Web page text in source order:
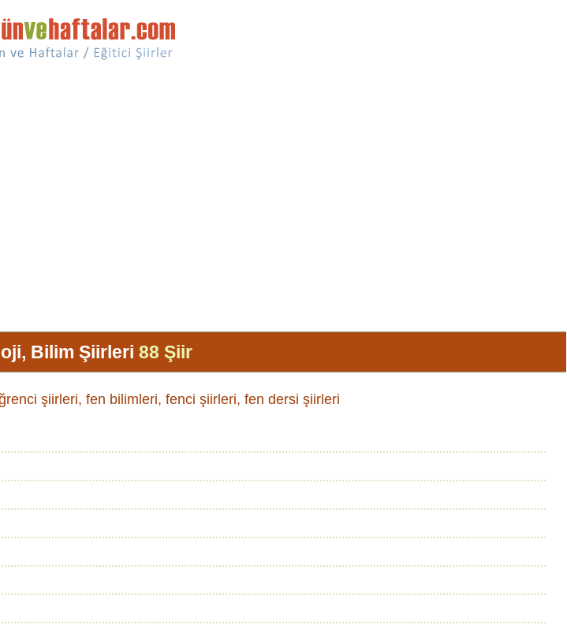
Bilim Şiirleri 88 Şiir
şiirleri, fen bilimleri, fenci şiirleri, fen dersi şiirleri